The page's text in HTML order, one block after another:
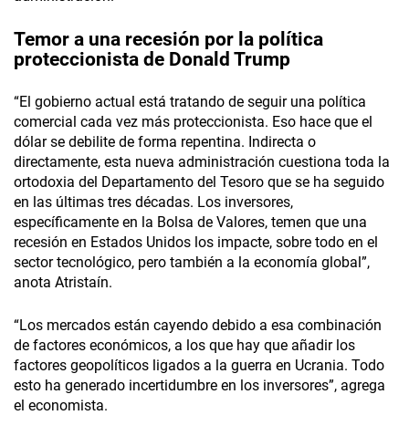
Temor a una recesión por la política
proteccionista de Donald Trump
“El gobierno actual está tratando de seguir una política
comercial cada vez más proteccionista. Eso hace que el
dólar se debilite de forma repentina. Indirecta o
directamente, esta nueva administración cuestiona toda la
ortodoxia del Departamento del Tesoro que se ha seguido
en las últimas tres décadas. Los inversores,
específicamente en la Bolsa de Valores, temen que una
recesión en Estados Unidos los impacte, sobre todo en el
sector tecnológico, pero también a la economía global”,
anota Atristaín.
“Los mercados están cayendo debido a esa combinación
de factores económicos, a los que hay que añadir los
factores geopolíticos ligados a la guerra en Ucrania. Todo
esto ha generado incertidumbre en los inversores”, agrega
el economista.